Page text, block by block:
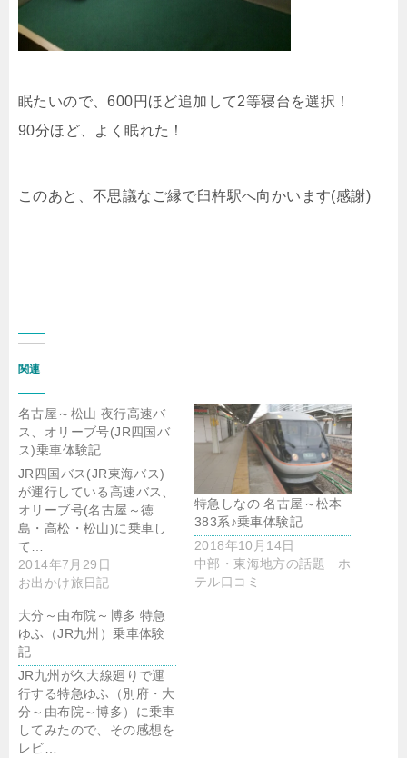
眠たいので、600円ほど追加して2等寝台を選択！
90分ほど、よく眠れた！
このあと、不思議なご縁で臼杵駅へ向かいます(感謝)
関連
名古屋～松山 夜行高速バ
ス、オリーブ号(JR四国バ
ス)乗車体験記
JR四国バス(JR東海バス)
が運行している高速バス、
オリーブ号(名古屋～徳
島・高松・松山)に乗車し
て…
2014年7月29日
お出かけ旅日記
特急しなの 名古屋～松本
383系♪乗車体験記
2018年10月14日
中部・東海地方の話題 ホ
テル口コミ
大分～由布院～博多 特急
ゆふ（JR九州）乗車体験
記
JR九州が久大線廻りで運
行する特急ゆふ（別府・大
分～由布院～博多）に乗車
してみたので、その感想を
レビ…